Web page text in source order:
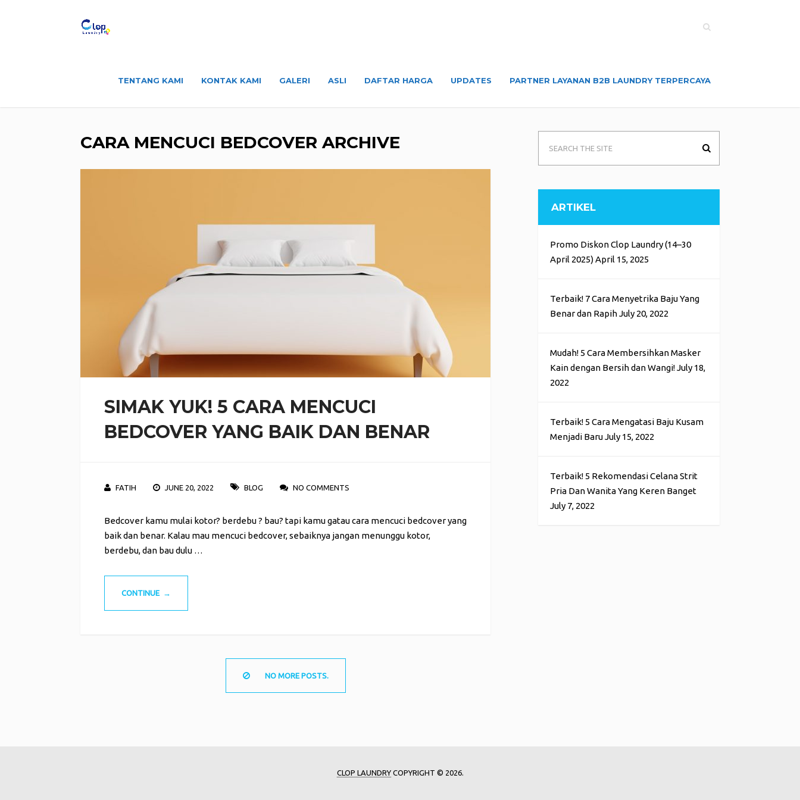
TENTANG KAMI KONTAK KAMI GALERI ASLI DAFTAR HARGA UPDATES PARTNER LAYANAN B2B LAUNDRY TERPERCAYA
CARA MENCUCI BEDCOVER ARCHIVE
SIMAK YUK! 5 CARA MENCUCI
BEDCOVER YANG BAIK DAN BENAR
FATIH JUNE 20, 2022 BLOG NO COMMENTS
Bedcover kamu mulai kotor? berdebu ? bau? tapi kamu gatau cara mencuci bedcover yang
baik dan benar. Kalau mau mencuci bedcover, sebaiknya jangan menunggu kotor,
berdebu, dan bau dulu …
CONTINUE →
NO MORE POSTS.
ARTIKEL
Promo Diskon Clop Laundry (14–30
April 2025)April 15, 2025
Terbaik! 7 Cara Menyetrika Baju Yang
Benar dan RapihJuly 20, 2022
Mudah! 5 Cara Membersihkan Masker
Kain dengan Bersih dan Wangi!July 18,
2022
Terbaik! 5 Cara Mengatasi Baju Kusam
Menjadi BaruJuly 15, 2022
Terbaik! 5 Rekomendasi Celana Strit
Pria Dan Wanita Yang Keren Banget
July 7, 2022
CLOP LAUNDRYCOPYRIGHT © 2026.